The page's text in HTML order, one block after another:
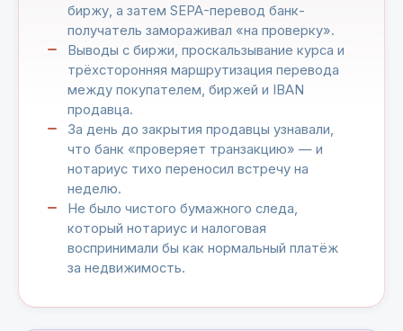
биржу, а затем SEPA-перевод банк-
получатель замораживал «на проверку».
Выводы с биржи, проскальзывание курса и
трёхсторонняя маршрутизация перевода
между покупателем, биржей и IBAN
продавца.
За день до закрытия продавцы узнавали,
что банк «проверяет транзакцию» — и
нотариус тихо переносил встречу на
неделю.
Не было чистого бумажного следа,
который нотариус и налоговая
воспринимали бы как нормальный платёж
за недвижимость.